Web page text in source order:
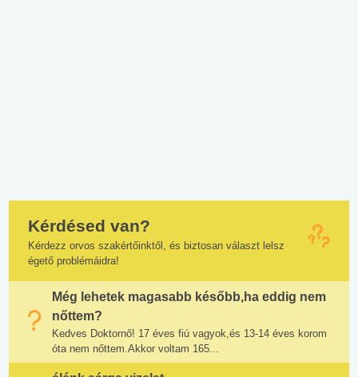
Kérdésed van?
Kérdezz orvos szakértőinktől, és biztosan választ lelsz
égető problémáidra!
Még lehetek magasabb később,ha eddig nem
nőttem?
Kedves Doktornő! 17 éves fiú vagyok,és 13-14 éves korom
óta nem nőttem.Akkor voltam 165...